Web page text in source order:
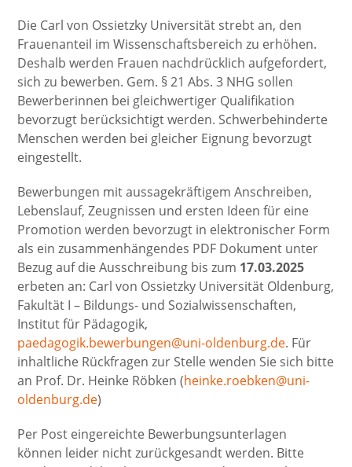
Die Carl von Ossietzky Universität strebt an, den
Frauenanteil im Wissenschaftsbereich zu erhöhen.
Deshalb werden Frauen nachdrücklich aufgefordert,
sich zu bewerben. Gem. § 21 Abs. 3 NHG sollen
Bewerberinnen bei gleichwertiger Qualifikation
bevorzugt berücksichtigt werden. Schwerbehinderte
Menschen werden bei gleicher Eignung bevorzugt
eingestellt.
Bewerbungen mit aussagekräftigem Anschreiben,
Lebenslauf, Zeugnissen und ersten Ideen für eine
Promotion werden bevorzugt in elektronischer Form
als ein zusammenhängendes PDF Dokument unter
Bezug auf die Ausschreibung bis zum 17.03.2025
erbeten an: Carl von Ossietzky Universität Oldenburg,
Fakultät I – Bildungs- und Sozialwissenschaften,
Institut für Pädagogik,
paedagogik.bewerbungen@uni-oldenburg.de. Für
inhaltliche Rückfragen zur Stelle wenden Sie sich bitte
an Prof. Dr. Heinke Röbken (heinke.roebken@uni-
oldenburg.de)
Per Post eingereichte Bewerbungsunterlagen
können leider nicht zurückgesandt werden. Bitte